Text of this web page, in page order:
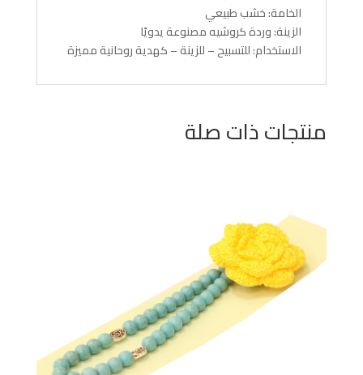
الخامة: خشب طبيعي
الزينة: وردة كروشيه مصنوعة يدويًا
الاستخدام: للتسبيح – للزينة – كهدية روحانية مميزة
منتجات ذات صلة